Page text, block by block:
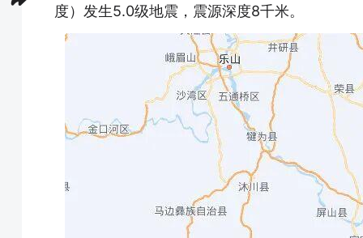
度）发生5.0级地震，震源深度8千米。